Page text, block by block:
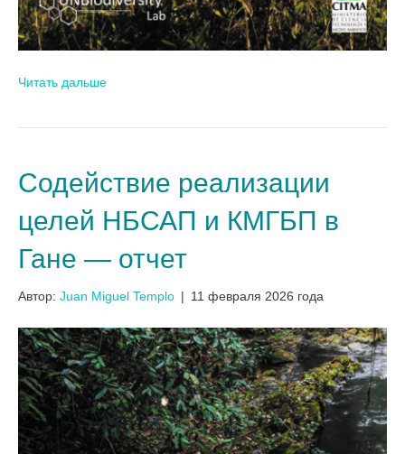
Читать дальше
Содействие реализации
целей НБСАП и КМГБП в
Гане — отчет
Автор: Juan Miguel Templo | 11 февраля 2026 года